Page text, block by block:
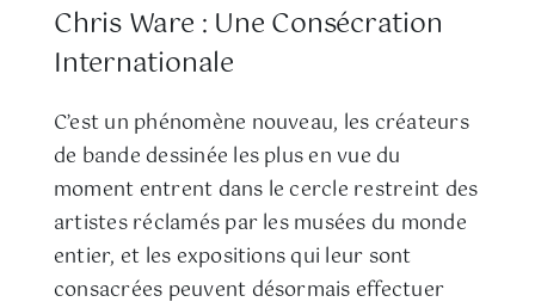
Chris Ware : Une Consécration
Internationale
C’est un phénomène nouveau, les créateurs
de bande dessinée les plus en vue du
moment entrent dans le cercle restreint des
artistes réclamés par les musées du monde
entier, et les expositions qui leur sont
consacrées peuvent désormais effectuer